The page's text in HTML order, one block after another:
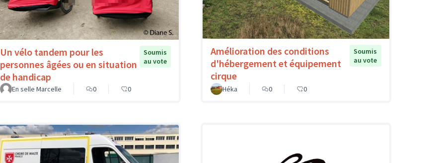
Un vélo tandem pour les
personnes âgées ou en situation
de handicap
Soumis
au vote
En selle Marcelle 0 0
Amélioration des conditions
d'hébergement et équipement
cirque
Soumis
au vote
Héka 0 0